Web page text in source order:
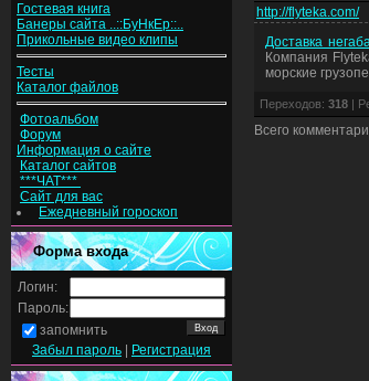
Гостевая книга
Банеры сайта ..::БуНкЕр::..
Прикольные видео клипы
Тесты
Каталог файлов
Фотоальбом
Форум
Информация о сайте
Каталог сайтов
***ЧАТ***
Сайт для вас
Ежедневный гороскоп
Форма входа
Логин:
Пароль:
запомнить
Забыл пароль
Регистрация
http://flyteka.com/
Доставка
Компания
морские
Переходов: 318 |
Всего